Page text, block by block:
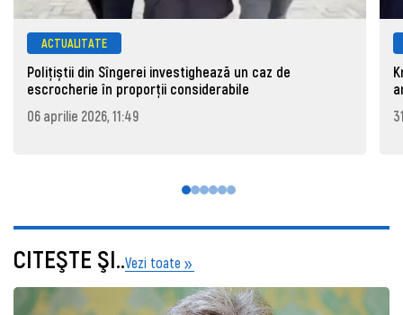
ACTUALITATE
Polițiștii din Sîngerei investighează un caz de
escrocherie în proporții considerabile
06 aprilie 2026, 11:49
CITEŞTE ŞI..Vezi toate